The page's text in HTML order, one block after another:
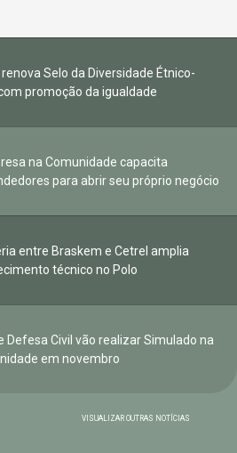
Selo da Diversidade Étnico-
promoção da igualdade
na Comunidade capacita
para abrir seu próprio negócio
entre Braskem e Cetrel amplia
técnico no Polo
Defesa Civil vão realizar Simulado na
em novembro
VISUALIZAR OUTRAS NOTÍCIAS